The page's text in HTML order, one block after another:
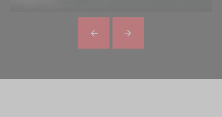
Précédent
En
savoir